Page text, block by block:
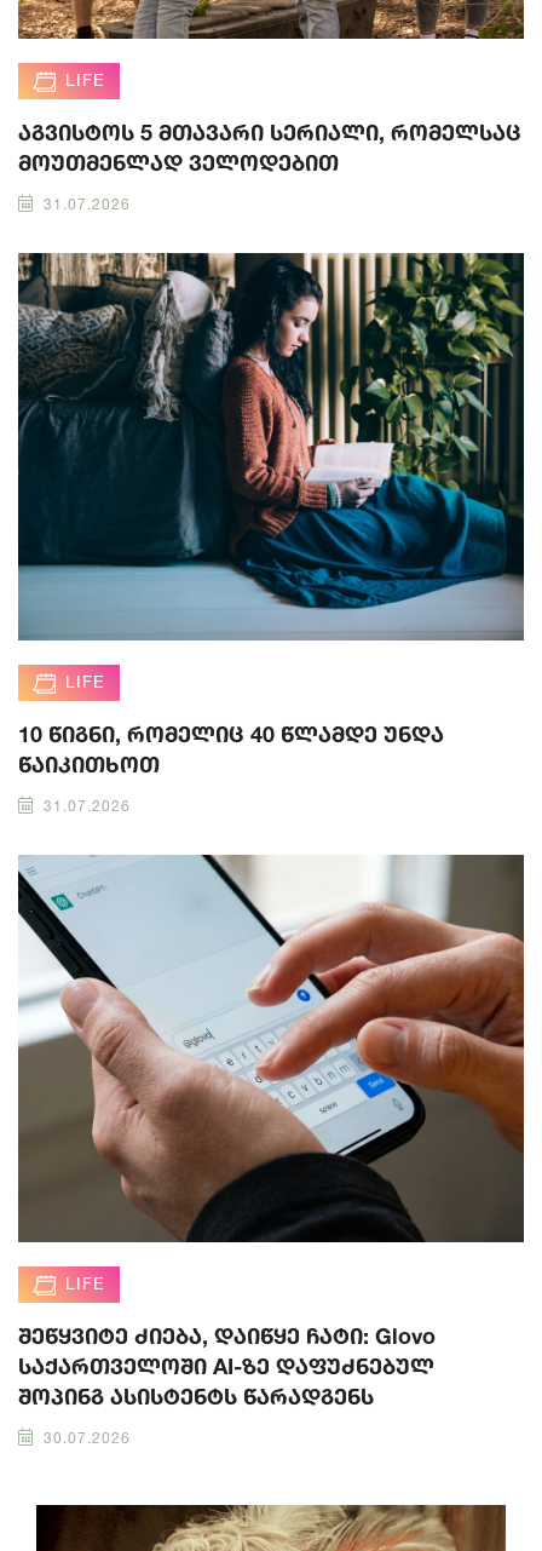
LIFE
აგვისტოს 5 მთავარი სერიალი, რომელსაც
მოუთმენლად ველოდებით
31.07.2026
LIFE
10 წიგნი, რომელიც 40 წლამდე უნდა
წაიკითხოთ
31.07.2026
LIFE
შეწყვიტე ძიება, დაიწყე ჩატი: Glovo
საქართველოში AI-ზე დაფუძნებულ
შოპინგ ასისტენტს წარადგენს
30.07.2026